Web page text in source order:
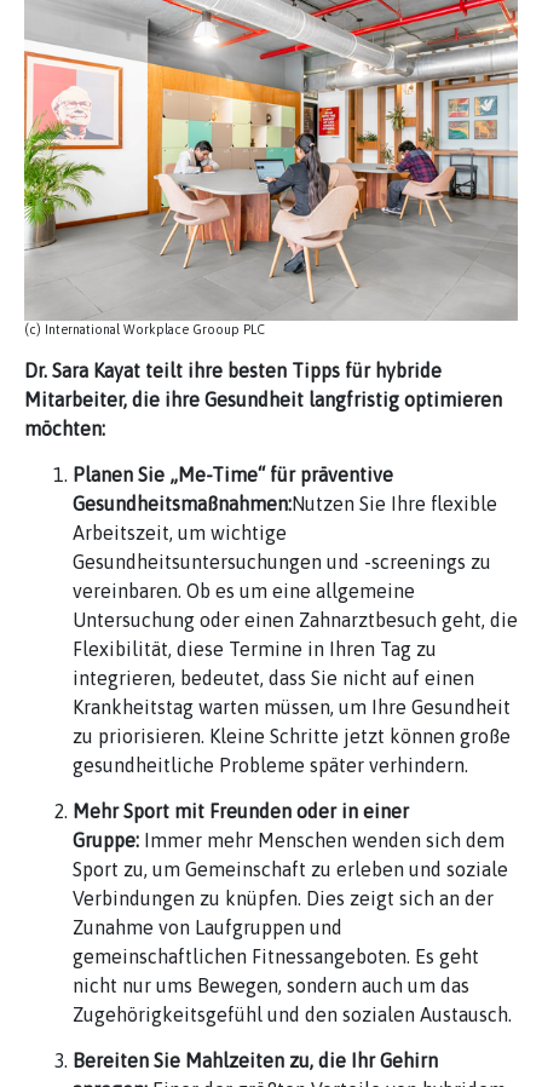
(c) International Workplace Grooup PLC
Dr. Sara Kayat teilt ihre besten Tipps für hybride
Mitarbeiter, die ihre Gesundheit langfristig optimieren
möchten:
Planen Sie „Me-Time“ für präventive
Gesundheitsmaßnahmen:Nutzen Sie Ihre flexible
Arbeitszeit, um wichtige
Gesundheitsuntersuchungen und -screenings zu
vereinbaren. Ob es um eine allgemeine
Untersuchung oder einen Zahnarztbesuch geht, die
Flexibilität, diese Termine in Ihren Tag zu
integrieren, bedeutet, dass Sie nicht auf einen
Krankheitstag warten müssen, um Ihre Gesundheit
zu priorisieren. Kleine Schritte jetzt können große
gesundheitliche Probleme später verhindern.
Mehr Sport mit Freunden oder in einer
Gruppe: Immer mehr Menschen wenden sich dem
Sport zu, um Gemeinschaft zu erleben und soziale
Verbindungen zu knüpfen. Dies zeigt sich an der
Zunahme von Laufgruppen und
gemeinschaftlichen Fitnessangeboten. Es geht
nicht nur ums Bewegen, sondern auch um das
Zugehörigkeitsgefühl und den sozialen Austausch.
Bereiten Sie Mahlzeiten zu, die Ihr Gehirn